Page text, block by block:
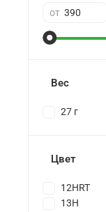
от
Вес
27 г
Цвет
12HRT
13H